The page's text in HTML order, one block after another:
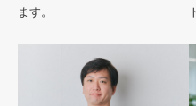
ます。